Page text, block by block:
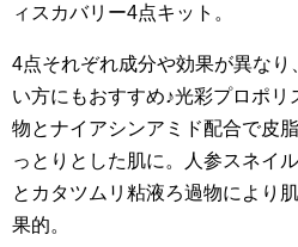
ィスカバリー4点キット。
4点それぞれ成分や効果が異な
い方にもおすすめ♪光彩プロポリ
物とナイアシンアミド配合で皮
っとりとした肌に。人参スネイ
とカタツムリ粘液ろ過物により
果的。